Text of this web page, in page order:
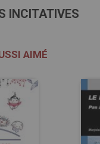
INCITATIVES
AIMÉ